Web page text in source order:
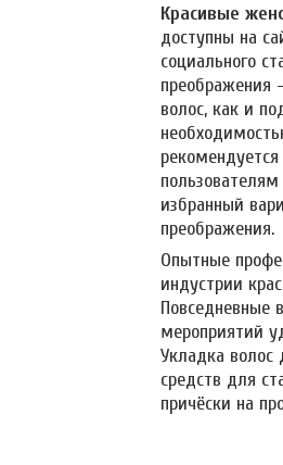
Красивые
доступны на
социального
преображения
волос, как и
избранный
преображения.
Опытные
индустрии
Повседневные
мероприятий
Укладка
средств для
причёски на